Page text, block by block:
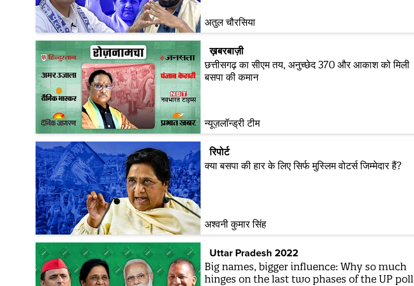
अतुल चौरसिया
ख़बरबाज़ी
छत्तीसगढ़ का सीएम तय, अनुच्छेद 370 और आकाश को मिली
बसपा की कमान
न्यूज़लॉन्ड्री टीम
रिपोर्ट
क्या बसपा की हार के लिए सिर्फ मुस्लिम वोटर्स जिम्मेदार हैं?
अश्वनी कुमार सिंह
Uttar Pradesh 2022
Big names, bigger influence: Why so much
hinges on the last two phases of the UP poll